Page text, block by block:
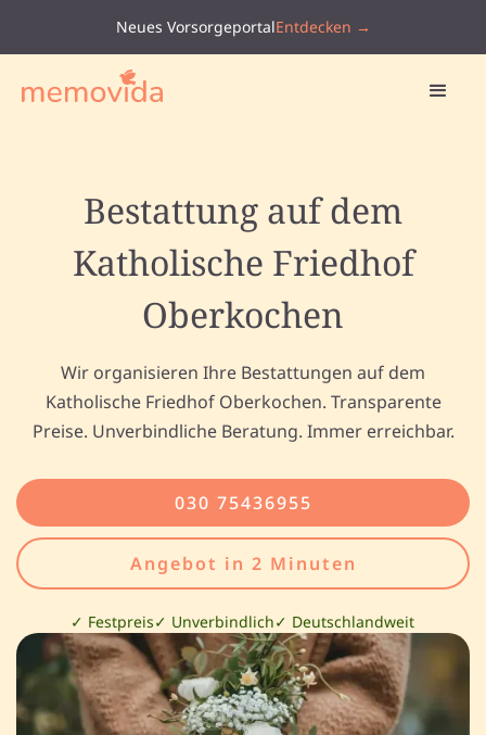
Neues VorsorgeportalEntdecken →
Bestattung auf dem
Katholische Friedhof
Oberkochen
Wir organisieren Ihre Bestattungen auf dem
Katholische Friedhof Oberkochen. Transparente
Preise. Unverbindliche Beratung. Immer erreichbar.
030 75436955
Angebot in 2 Minuten
✓ Festpreis✓ Unverbindlich✓ Deutschlandweit